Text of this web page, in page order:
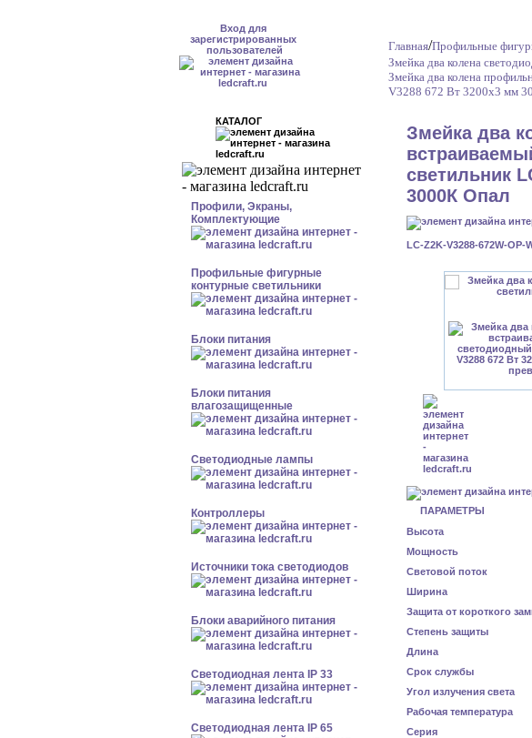
Вход для
зарегистрированных
пользователей
КАТАЛОГ
Профили, Экраны,
Комплектующие
Профильные фигурные
контурные светильники
Блоки питания
Блоки питания
влагозащищенные
Светодиодные лампы
Контроллеры
Источники тока светодиодов
Блоки аварийного питания
Светодиодная лента IP 33
Светодиодная лента IP 65
Главная/Профильные
Змейка два колена
Змейка два колена
V3288 672 Вт 3200x3 мм
Змейка два
светильник
3000К Опал
LC-Z2K-V3288-672W-OP-
ПАРАМЕТРЫ
Высота
Мощность
Световой поток
Ширина
Защита от короткого
Степень защиты
Длина
Срок службы
Угол излучения света
Рабочая температура
Серия